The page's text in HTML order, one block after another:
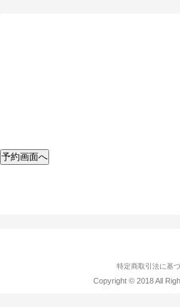
予約画面へ
特定商取引法に基
Copyright © 2018 All